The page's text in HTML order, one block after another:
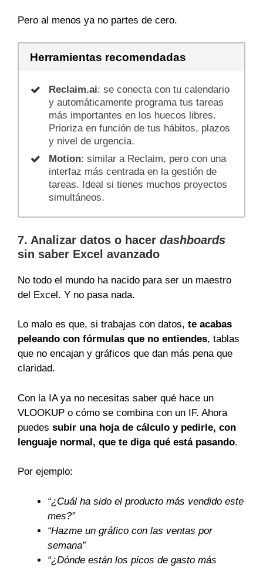
Pero al menos ya no partes de cero.
Herramientas recomendadas
Reclaim.ai: se conecta con tu calendario
y automáticamente programa tus tareas
más importantes en los huecos libres.
Prioriza en función de tus hábitos, plazos
y nivel de urgencia.
Motion: similar a Reclaim, pero con una
interfaz más centrada en la gestión de
tareas. Ideal si tienes muchos proyectos
simultáneos.
7. Analizar datos o hacer dashboards
sin saber Excel avanzado
No todo el mundo ha nacido para ser un maestro
del Excel. Y no pasa nada.
Lo malo es que, si trabajas con datos, te acabas
peleando con fórmulas que no entiendes, tablas
que no encajan y gráficos que dan más pena que
claridad.
Con la IA ya no necesitas saber qué hace un
VLOOKUP o cómo se combina con un IF. Ahora
puedes subir una hoja de cálculo y pedirle, con
lenguaje normal, que te diga qué está pasando.
Por ejemplo:
“¿Cuál ha sido el producto más vendido este
mes?”
“Hazme un gráfico con las ventas por
semana”
“¿Dónde están los picos de gasto más